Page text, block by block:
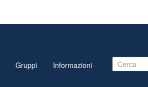
Gruppi Informazioni